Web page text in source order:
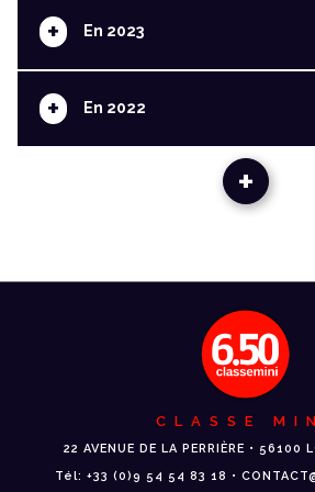
+ En 2023
+ En 2022
+
CLASSE
22 AVENUE DE LA PERRIÈRE • 56100
Tél: +33 (0)9 54 54 83 18 •